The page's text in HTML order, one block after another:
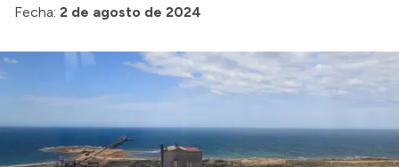
Fecha: 2 de agosto de 2024